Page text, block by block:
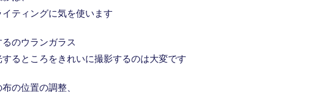
ティングに気を使います
のウランガラス
るところをきれいに撮影するのは大変です
の位置の調整、